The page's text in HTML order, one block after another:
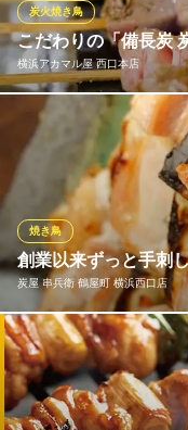
ください。
全席個室 楽蔵うた
厳選素材の贅沢和食
ＪＲ横浜駅西口 徒歩
神奈川県横浜市西区北幸1-
こだわりの「備長炭
横浜アカマル屋 西口本店
炭火焼き鳥
備長炭でじっくり焼く
げています。お料理に
います！ビールや焼酎、
横浜アカマル屋 西
大宮 大衆酒場 焼鳥
ＪＲ横浜駅 徒歩4分
神奈川県横浜市西区南幸2-
創業以来ずっと手刺
炭屋 串兵衛 鶴屋町 横浜西口店
焼き鳥
串兵衛の看板メニューの
ではなく、手刺しで串打
感をご堪能してください♪